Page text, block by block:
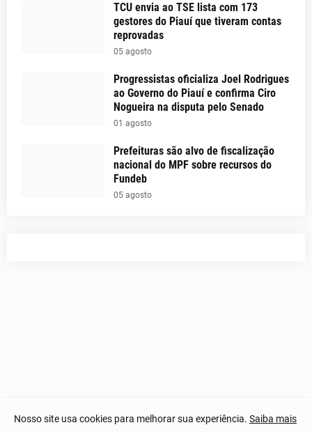
TCU envia ao TSE lista com 173
gestores do Piauí que tiveram contas
reprovadas
05 agosto
Progressistas oficializa Joel Rodrigues
ao Governo do Piauí e confirma Ciro
Nogueira na disputa pelo Senado
01 agosto
Prefeituras são alvo de fiscalização
nacional do MPF sobre recursos do
Fundeb
05 agosto
© 2023-2025 Notícias Piauí - Todos os direitos reservados.
Nosso site usa cookies para melhorar sua experiência. Saiba mais